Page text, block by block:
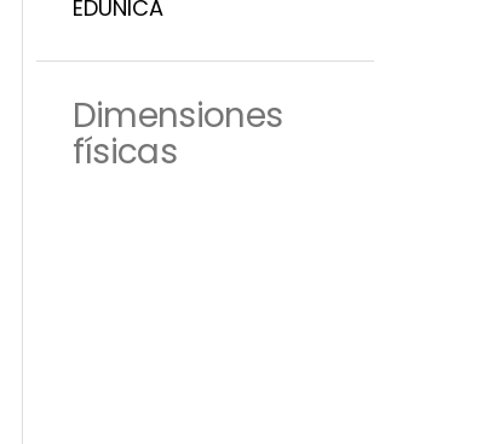
EDUNICA
Dimensiones
físicas